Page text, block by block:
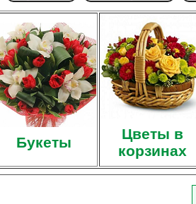
Букеты
Цветы в
корзинах